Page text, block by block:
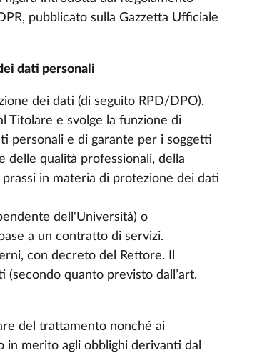
pubblicato sulla Gazzetta Ufficiale
dati personali
dei dati (di seguito RPD/DPO).
Titolare e svolge la funzione di
personali e di garante per i soggetti
delle qualità professionali, della
in materia di protezione dei dati
dell'Università) o
a un contratto di servizi.
con decreto del Rettore. Il
quanto previsto dall’art.
del trattamento nonché ai
merito agli obblighi derivanti dal